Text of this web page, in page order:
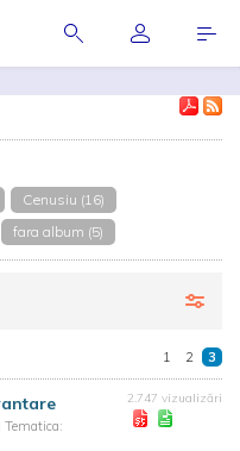
Cenusiu (16)
fara album (5)
1 2 3
| Tematica:
2.747 vizualizări